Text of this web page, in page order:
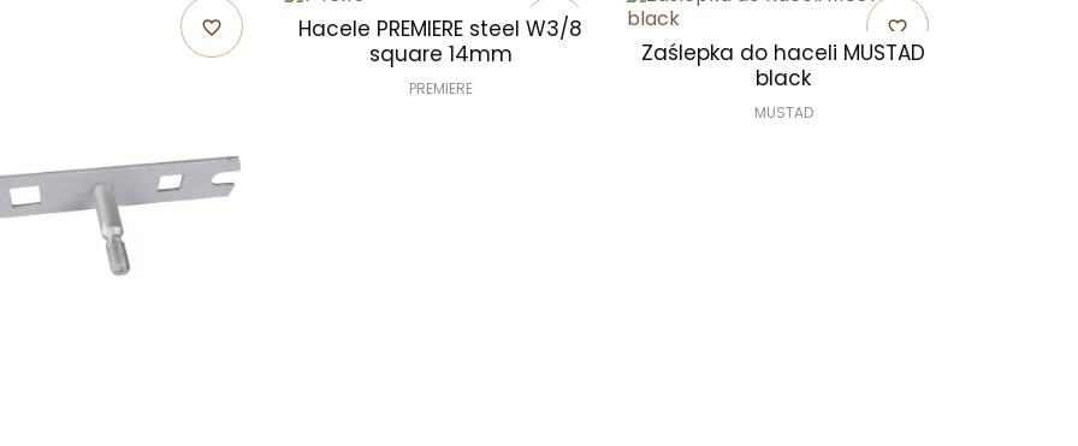
favorite_border favorite_border
Hacele PREMIERE steel W3/8
square 14mm
PREMIERE
favorite_border
Zaślepka do haceli MUSTAD
black
MUSTAD